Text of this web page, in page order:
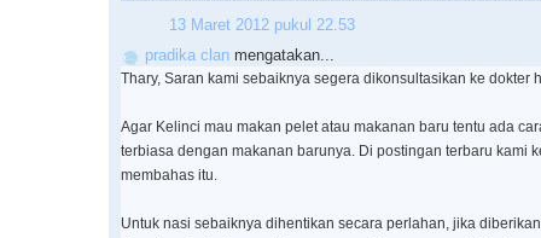
13 Maret 2012 pukul 22.53
pradika clan mengatakan...
Thary, Saran kami sebaiknya segera dikonsultasikan ke dokter
Agar Kelinci mau makan pelet atau makanan baru tentu ada
terbiasa dengan makanan barunya. Di postingan terbaru kami
membahas itu.
Untuk nasi sebaiknya dihentikan secara perlahan, jika